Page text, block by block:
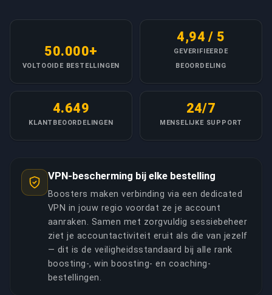
VOLTOOIDE BESTELLINGEN
50.000+
GEVERIFIEERDE
BEOORDELING
4,94 / 5
KLANTBEOORDELINGEN
4.649
MENSELIJKE SUPPORT
24/7
VPN-bescherming bij elke bestelling
Boosters maken verbinding via een dedicated
VPN in jouw regio voordat ze je account
aanraken. Samen met zorgvuldig sessiebeheer
ziet je accountactiviteit eruit als die van jezelf
— dit is de veiligheidsstandaard bij alle rank
boosting-, win boosting- en coaching-
bestellingen.